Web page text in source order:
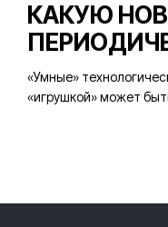
КАКУЮ
«Умные»
«игрушкой» может